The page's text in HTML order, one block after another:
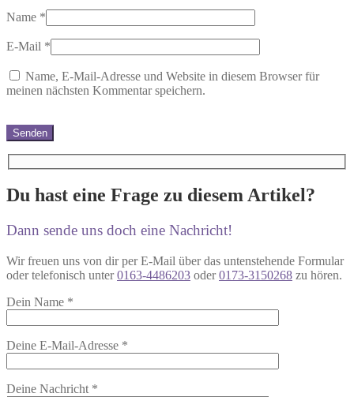
Name *
E-Mail *
Name, E-Mail-Adresse und Website in diesem Browser für
meinen nächsten Kommentar speichern.
Du hast eine Frage zu diesem Artikel?
Dann sende uns doch eine Nachricht!
Wir freuen uns von dir per E-Mail über das untenstehende Formular
oder telefonisch unter0163-4486203 oder0173-3150268 zu hören.
Dein Name *
Deine E-Mail-Adresse *
Deine Nachricht *